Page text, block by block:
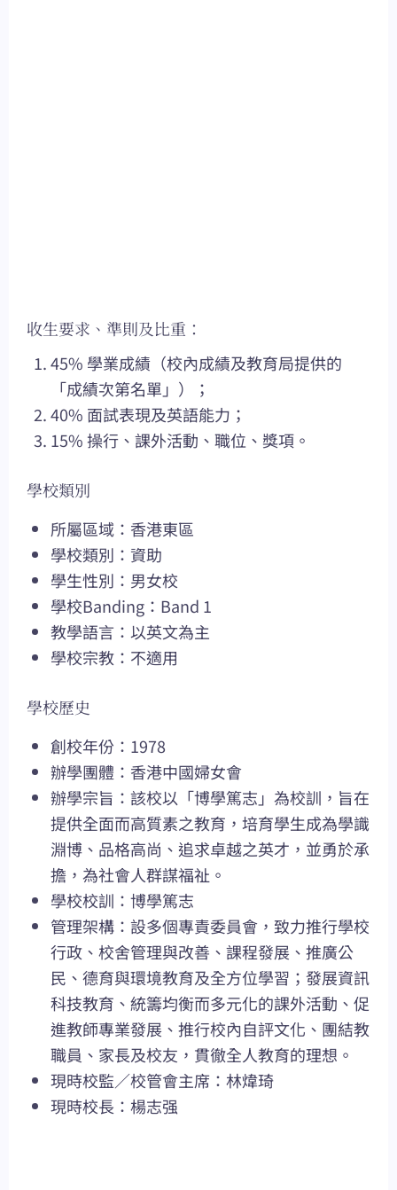
收生要求、準則及比重：
45% 學業成績（校內成績及教育局提供的
「成績次第名單」）；
40% 面試表現及英語能力；
15% 操行、課外活動、職位、獎項。
學校類別
所屬區域：香港東區
學校類別：資助
學生性別：男女校
學校Banding：Band 1
教學語言：以英文為主
學校宗教：不適用
學校歷史
創校年份：1978
辦學團體：香港中國婦女會
辦學宗旨：該校以「博學篤志」為校訓，旨在
提供全面而高質素之教育，培育學生成為學識
淵博、品格高尚、追求卓越之英才，並勇於承
擔，為社會人群謀福祉。
學校校訓：博學篤志
管理架構：設多個專責委員會，致力推行學校
行政、校舍管理與改善、課程發展、推廣公
民、德育與環境教育及全方位學習；發展資訊
科技教育、統籌均衡而多元化的課外活動、促
進教師專業發展、推行校內自評文化、團結教
職員、家長及校友，貫徹全人教育的理想。
現時校監／校管會主席：林煒琦
現時校長：楊志强